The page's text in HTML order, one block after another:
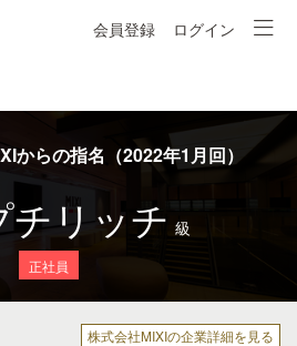
会員登録 ログイン
からの指名（2022年1月回）
チリッチ 級
正社員
株式会社MIXIの企業詳細を見る